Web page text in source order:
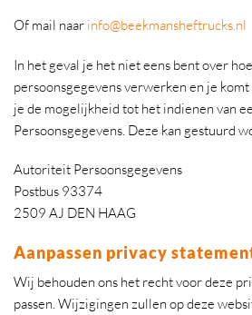
Of mail naar info@beekmansheftrucks.nl
In het geval je het niet eens bent over
persoonsgegevens verwerken en je
je de mogelijkheid tot het indienen van
Persoonsgegevens. Deze kan gestuurd
Autoriteit Persoonsgegevens
Postbus 93374
2509 AJ DEN HAAG
Aanpassen privacy
Wij behouden ons het recht voor deze
passen. Wijzigingen zullen op deze